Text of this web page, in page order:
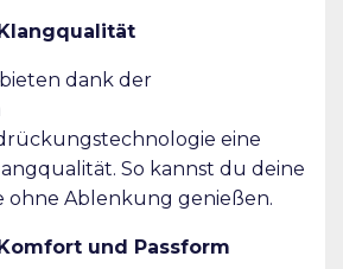
dank der
eine
So kannst du deine
ohne Ablenkung genießen.
und Passform